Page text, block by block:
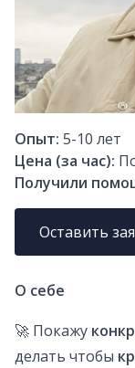
Опыт: 5-10 лет
Цена (за час):
Получили
Оставить
О себе
🚀 Покажу
делать чтобы